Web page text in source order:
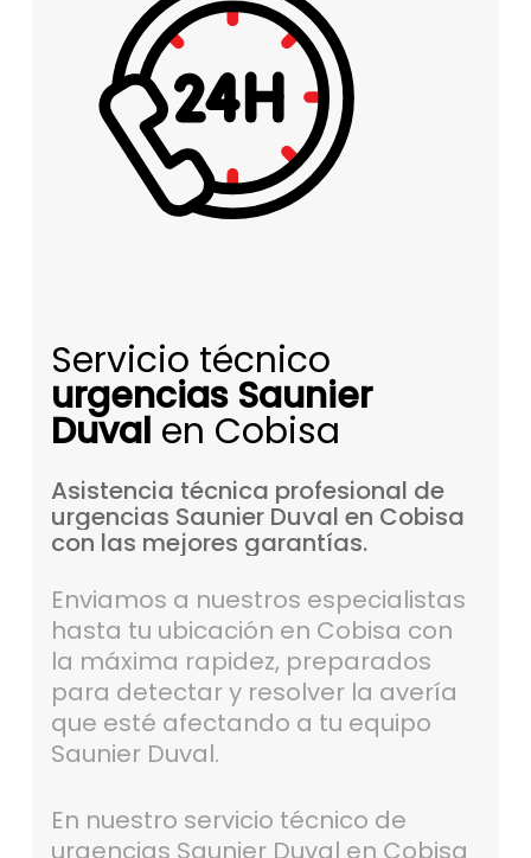
Servicio técnico
urgencias Saunier
Duval en Cobisa
Asistencia técnica profesional de
urgencias Saunier Duval en Cobisa
con las mejores garantías.
Enviamos a nuestros especialistas
hasta tu ubicación en Cobisa con
la máxima rapidez, preparados
para detectar y resolver la avería
que esté afectando a tu equipo
Saunier Duval.
En nuestro servicio técnico de
urgencias Saunier Duval en Cobisa